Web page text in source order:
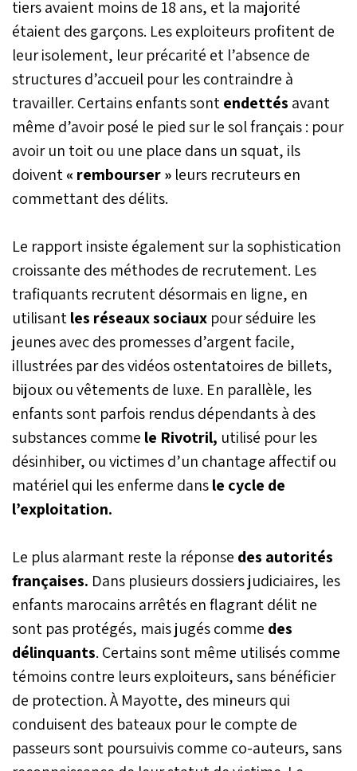
tiers avaient moins de 18 ans, et la majorité
étaient des garçons. Les exploiteurs profitent de
leur isolement, leur précarité et l’absence de
structures d’accueil pour les contraindre à
travailler. Certains enfants sontendettés avant
même d’avoir posé le pied sur le sol français : pour
avoir un toit ou une place dans un squat, ils
doivent« rembourser » leurs recruteurs en
commettant des délits.
Le rapport insiste également sur la sophistication
croissante des méthodes de recrutement. Les
trafiquants recrutent désormais en ligne, en
utilisantles réseaux sociaux pour séduire les
jeunes avec des promesses d’argent facile,
illustrées par des vidéos ostentatoires de billets,
bijoux ou vêtements de luxe. En parallèle, les
enfants sont parfois rendus dépendants à des
substances comme le Rivotril, utilisé pour les
désinhiber, ou victimes d’un chantage affectif ou
matériel qui les enferme dansle cycle de
l’exploitation.
Le plus alarmant reste la réponse des autorités
françaises. Dans plusieurs dossiers judiciaires, les
enfants marocains arrêtés en flagrant délit ne
sont pas protégés, mais jugés comme des
délinquants. Certains sont même utilisés comme
témoins contre leurs exploiteurs, sans bénéficier
de protection. À Mayotte, des mineurs qui
conduisent des bateaux pour le compte de
passeurs sont poursuivis comme co-auteurs, sans